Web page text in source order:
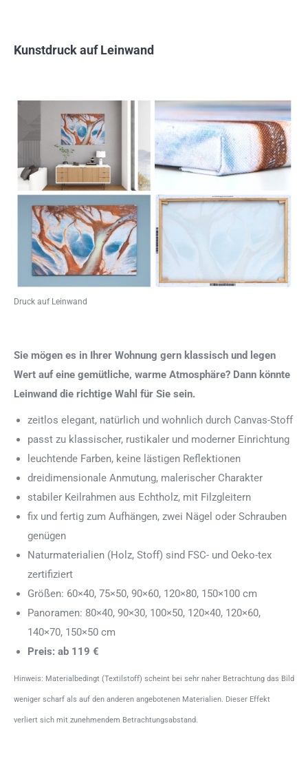
Kunstdruck auf Leinwand
Druck auf Leinwand
Sie mögen es in Ihrer Wohnung gern klassisch und legen
Wert auf eine gemütliche, warme Atmosphäre? Dann könnte
Leinwand die richtige Wahl für Sie sein.
zeitlos elegant, natürlich und wohnlich durch Canvas-Stoff
passt zu klassischer, rustikaler und moderner Einrichtung
leuchtende Farben, keine lästigen Reflektionen
dreidimensionale Anmutung, malerischer Charakter
stabiler Keilrahmen aus Echtholz, mit Filzgleitern
fix und fertig zum Aufhängen, zwei Nägel oder Schrauben
genügen
Naturmaterialien (Holz, Stoff) sind FSC- und Oeko-tex
zertifiziert
Größen: 60×40, 75×50, 90×60, 120×80, 150×100 cm
Panoramen: 80×40, 90×30, 100×50, 120×40, 120×60,
140×70, 150×50 cm
Preis: ab 119 €
Hinweis: Materialbedingt (Textilstoff) scheint bei sehr naher Betrachtung das Bild
weniger scharf als auf den anderen angebotenen Materialien. Dieser Effekt
verliert sich mit zunehmendem Betrachtungsabstand.